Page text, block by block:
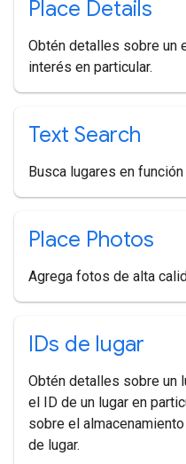
Place Details
Obtén detalles sobre un
interés en particular.
Text Search
Busca lugares en
Place Photos
Agrega fotos de alta
IDs de lugar
Obtén detalles sobre un
el ID de un lugar en
sobre el
de lugar.